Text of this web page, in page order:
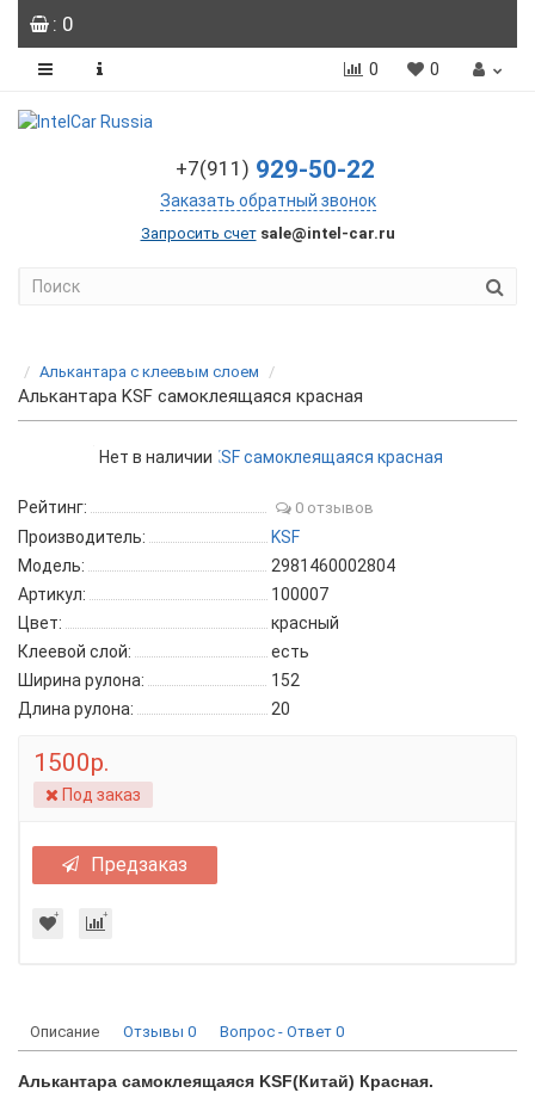
: 0
0 0
+7(911) 929-50-22
Заказать обратный звонок
Запросить счет sale@intel-car.ru
Алькантара с клеевым слоем
Алькантара KSF самоклеящаяся красная
Нет в наличии
Рейтинг: 0 отзывов
Производитель:
KSF
Модель:
2981460002804
Артикул:
100007
Цвет:
красный
Клеевой слой:
есть
Ширина рулона:
152
Длина рулона:
20
1500р.
Под заказ
Предзаказ
Описание Отзывы 0 Вопрос - Ответ 0
Алькантара самоклеящаяся KSF(Китай) Красная.